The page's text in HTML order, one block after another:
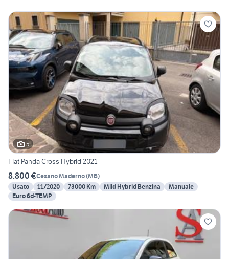
5
Fiat Panda Cross Hybrid 2021
8.800 €Cesano Maderno(MB)
Usato
11/2020 73000 Km Mild Hybrid Benzina
Manuale
Euro 6d-TEMP